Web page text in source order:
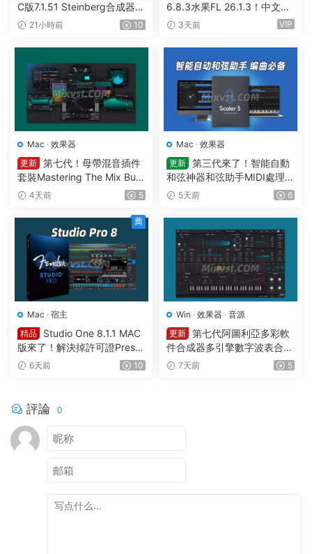
C版7.1.51 Steinberg合成器St
einberg HALion v7.1.51 MAC
21小時前 10
6.8.3水果FL 26.1.3！中文編
曲軟件Image Line-FL Studio
36 (All Plugins Edition) GUIS
EPPE MAC
3天前 VIP
Mac · 效果器
更新 第七代！母帶混音插件
套裝Mastering The Mix Bun
dle v2026.7.21 U2B MAC-M
4天前 5
Mac · 效果器
更新 第三代來了！智能自動
和弦神器和弦助手MIDI處理Pl
ugin Boutique – Scaler 3 v3.
5天前 6
Mac · 宿主
精品
Studio One 8.1.1 MAC
版來了！解決掉許可證Preso
nus Studio One Pro 8 v8.1.1
6天前 10
薦
Win · 效果器 · 音源
更新 第七代阿圖利亞多彩軟
件合成器多引擎數字波表合成
器 Arturia Pigments v7.0.1 C
7天前 5
評論 0